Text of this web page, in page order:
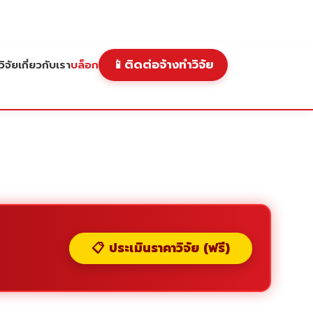
จัยเกี่ยวกับเราบล็อก 📱 ติดต่อจ้างทำวิจัย
📋 ประเมินราคาวิจัย (ฟรี)